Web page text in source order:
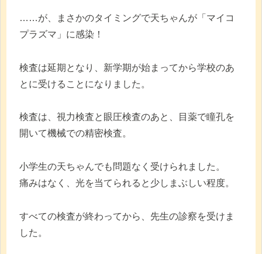
……が、まさかのタイミングで天ちゃんが「マイコ
プラズマ」に感染！
検査は延期となり、新学期が始まってから学校のあ
とに受けることになりました。
検査は、視力検査と眼圧検査のあと、目薬で瞳孔を
開いて機械での精密検査。
小学生の天ちゃんでも問題なく受けられました。
痛みはなく、光を当てられると少しまぶしい程度。
すべての検査が終わってから、先生の診察を受けま
した。